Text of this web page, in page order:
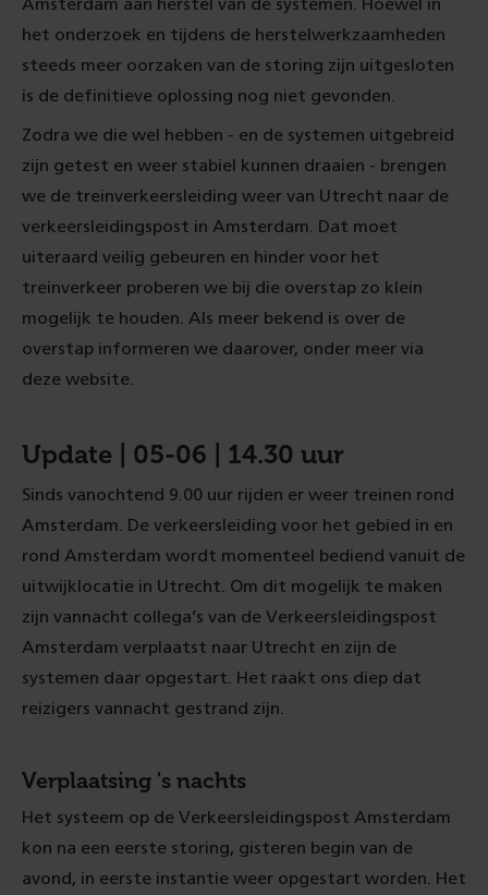
Amsterdam aan herstel van de systemen. Hoewel in
het onderzoek en tijdens de herstelwerkzaamheden
steeds meer oorzaken van de storing zijn uitgesloten
is de definitieve oplossing nog niet gevonden.
Zodra we die wel hebben - en de systemen uitgebreid
zijn getest en weer stabiel kunnen draaien - brengen
we de treinverkeersleiding weer van Utrecht naar de
verkeersleidingspost in Amsterdam. Dat moet
uiteraard veilig gebeuren en hinder voor het
treinverkeer proberen we bij die overstap zo klein
mogelijk te houden. Als meer bekend is over de
overstap informeren we daarover, onder meer via
deze website.
Update | 05-06 | 14.30 uur
Sinds vanochtend 9.00 uur rijden er weer treinen rond
Amsterdam. De verkeersleiding voor het gebied in en
rond Amsterdam wordt momenteel bediend vanuit de
uitwijklocatie in Utrecht. Om dit mogelijk te maken
zijn vannacht collega’s van de Verkeersleidingspost
Amsterdam verplaatst naar Utrecht en zijn de
systemen daar opgestart. Het raakt ons diep dat
reizigers vannacht gestrand zijn.
Verplaatsing 's nachts
Het systeem op de Verkeersleidingspost Amsterdam
kon na een eerste storing, gisteren begin van de
avond, in eerste instantie weer opgestart worden. Het